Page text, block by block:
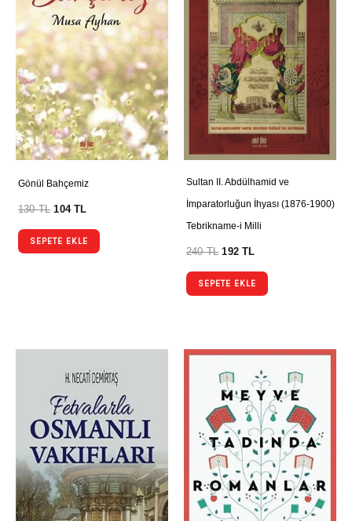
Gönül Bahçemiz
130TL 104TL
SEPETE EKLE
Sultan II. Abdülhamid ve
İmparatorluğun İhyası (1876-1900)
Tebrikname-i Milli
240TL 192TL
SEPETE EKLE